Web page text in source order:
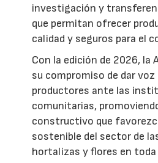
investigación y
que permitan ofrecer
calidad y seguros para el
Con la edición de 2026, la
su compromiso de dar
productores ante las
comunitarias,
constructivo que
sostenible del sector de
hortalizas y flores en toda